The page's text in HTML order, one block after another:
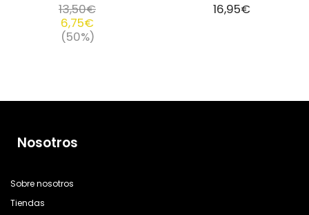
13,50€
6,75€
(50%)
16,95€
Nosotros
Sobre nosotros
Tiendas